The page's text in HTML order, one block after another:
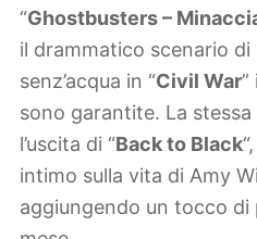
“Ghostbusters –
il drammatico scenario di
senz’acqua in “Civil War”
sono garantite. La
l’uscita di “Back to Black
intimo sulla vita di Amy
aggiungendo un tocco